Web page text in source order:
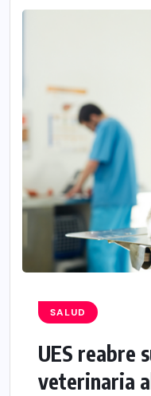
SALUD
UES reabre
veterinaria